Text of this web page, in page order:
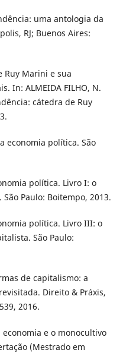
uma antologia da
RJ; Buenos Aires:
Ruy Marini e sua
In: ALMEIDA FILHO, N.
cátedra de Ruy
economia política. São
política. Livro I: o
Paulo: Boitempo, 2013.
política. Livro III: o
São Paulo:
de capitalismo: a
Direito & Práxis,
2016.
economia e o monocultivo
(Mestrado em